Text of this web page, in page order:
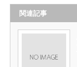
関連記事